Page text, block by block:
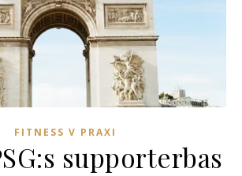
FITNESS V PRAXI
supporterbas